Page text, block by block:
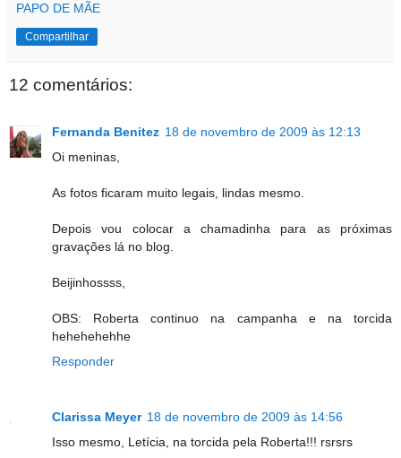
PAPO DE MÃE
Compartilhar
12 comentários:
Fernanda Benitez 18 de novembro de 2009 às 12:13
Oi meninas,
As fotos ficaram muito legais, lindas mesmo.
Depois vou colocar a chamadinha para as próximas
gravações lá no blog.
Beijinhossss,
OBS: Roberta continuo na campanha e na torcida
hehehehehhe
Responder
Clarissa Meyer 18 de novembro de 2009 às 14:56
Isso mesmo, Letícia, na torcida pela Roberta!!! rsrsrs